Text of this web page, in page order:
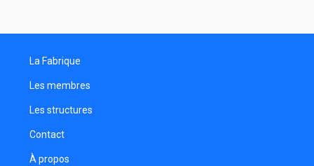
La Fabrique
Les membres
Les structures
Contact
À propos